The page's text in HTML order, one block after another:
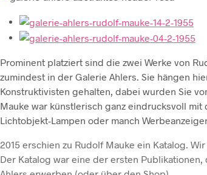
Prominent platziert sind die zwei Werke von
zumindest in der Galerie Ahlers. Sie hängen
Konstruktivisten gehalten, dabei wurden Sie
Mauke war künstlerisch ganz eindrucksvoll
Lichtobjekt-Lampen oder manch
2015 erschien zu Rudolf Mauke ein Katalog.
Der Katalog war eine der ersten